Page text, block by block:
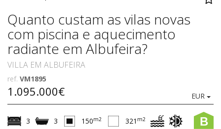
Quanto custam as vilas novas
com piscina e aquecimento
radiante em Albufeira?
VILLA EM ALBUFEIRA
ref. VM1895
1.095.000€ EUR
B
3 3 150m2 321 m2